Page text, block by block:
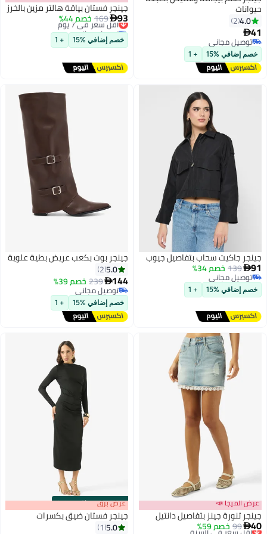
حيوانات
4.0
2
41
توصيل مجاني
توصيل مجاني
خصم إضافي %15 + 1
جينجر فستان بياقة هالتر مزين بالخرز
93
169 خصم 44%
أقل سعر في 7 يوم
توصيل مجاني
أقل سعر في 7 يوم
خصم إضافي %15 + 1
جينجر جاكيت سحاب بتفاصيل جيوب
91
139 خصم 34%
توصيل مجاني
توصيل مجاني
خصم إضافي %15 + 1
جينجر بوت بكعب عريض بطية علوية
5.0
2
144
239 خصم 39%
توصيل مجاني
توصيل مجاني
خصم إضافي %15 + 1
عرض الميجا 📣
جينجر تنورة جينز بتفاصيل دانتيل
40
99خصم 59%
أقل سعر في السنة
00m:00s
·باقي 100% عرض برق
جينجر فستان ضيق بكسرات
5.0
1